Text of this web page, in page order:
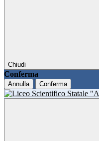
Chiudi
Conferma
Annulla Conferma